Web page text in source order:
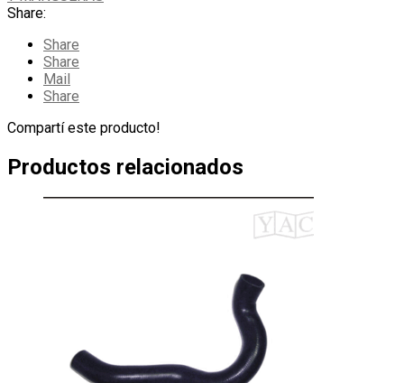
01
Share:
Share
Share
Mail
Share
Compartí este producto!
Productos relacionados